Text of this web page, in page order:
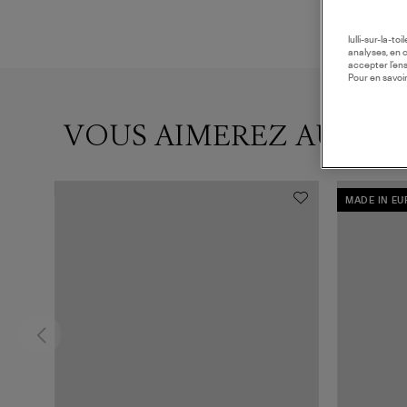
VOUS AIMEREZ AUSSI
MADE IN
lulli-sur-la-
analyses, en
accepter
Pour en